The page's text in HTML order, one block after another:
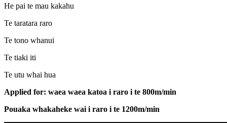
He pai te mau kakahu
Te taratara raro
Te tono whanui
Te tiaki iti
Te utu whai hua
Applied for: waea waea katoa i raro i te 800m/min
Pouaka whakaheke wai i raro i te 1200m/min